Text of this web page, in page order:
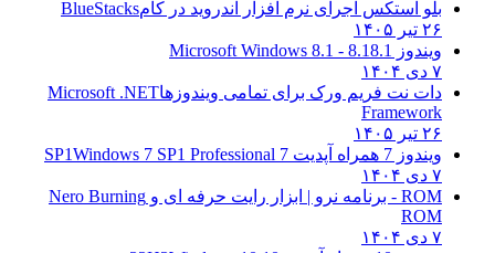
بلو استکس اجرای نرم افزار اندروید در کامBlueStacks
۲۶ تیر ۱۴۰۵
ویندوز 8.1
8.1 - Microsoft Windows 8.1
۷ دی ۱۴۰۴
دات نت فریم ورک برای تمامی ویندوزهاMicrosoft .NET
Framework
۲۶ تیر ۱۴۰۵
ویندوز 7 همراه آپدیت 7 SP1
Windows 7 SP1 Professional
۷ دی ۱۴۰۴
ROM - برنامه نرو | ابزار رایت حرفه ای و
Nero Burning
ROM
۷ دی ۱۴۰۴